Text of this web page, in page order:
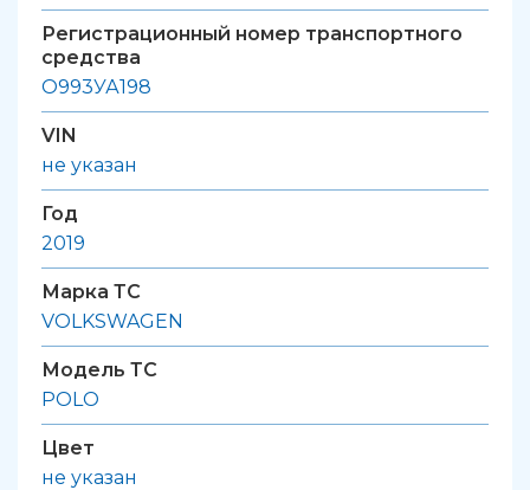
Регистрационный номер транспортного
средства
О993УА198
VIN
не указан
Год
2019
Марка ТС
VOLKSWAGEN
Модель ТС
POLO
Цвет
не указан